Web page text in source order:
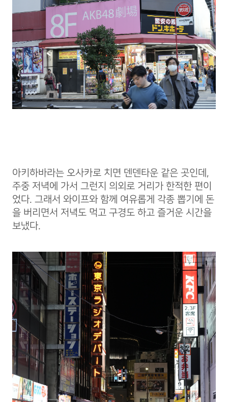
아키하바라는 오사카로 치면 덴덴타운 같은 곳인데,
주중 저녁에 가서 그런지 의외로 거리가 한적한 편이
었다. 그래서 와이프와 함께 여유롭게 각종 뽑기에 돈
을 버리면서 저녁도 먹고 구경도 하고 즐거운 시간을
보냈다.